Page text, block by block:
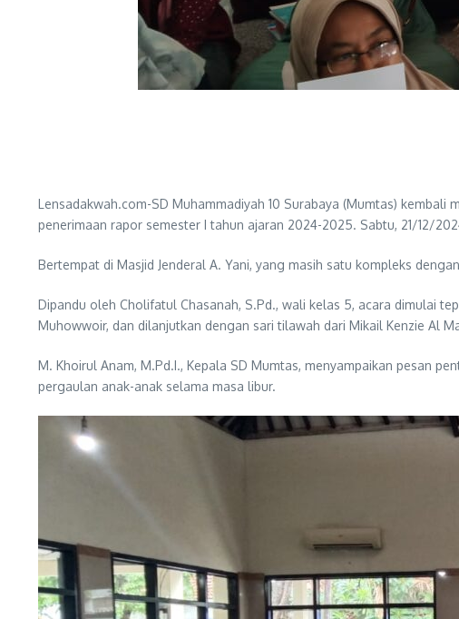
Lensadakwah.com-SD Muhammadiyah 10 Surabaya (Mumtas)
penerimaan rapor semester I tahun ajaran 2024-2025. Sabtu, 21/12/
Bertempat di Masjid Jenderal A. Yani, yang masih satu kompleks
Dipandu oleh Cholifatul Chasanah, S.Pd., wali kelas 5, acara dimulai
Muhowwoir, dan dilanjutkan dengan sari tilawah dari Mikail Kenzie Al
M. Khoirul Anam, M.Pd.I., Kepala SD Mumtas, menyampaikan pesan
pergaulan anak-anak selama masa libur.